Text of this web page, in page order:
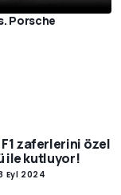
Porsche
zaferlerini özel
ile kutluyor!
Eyl 2024